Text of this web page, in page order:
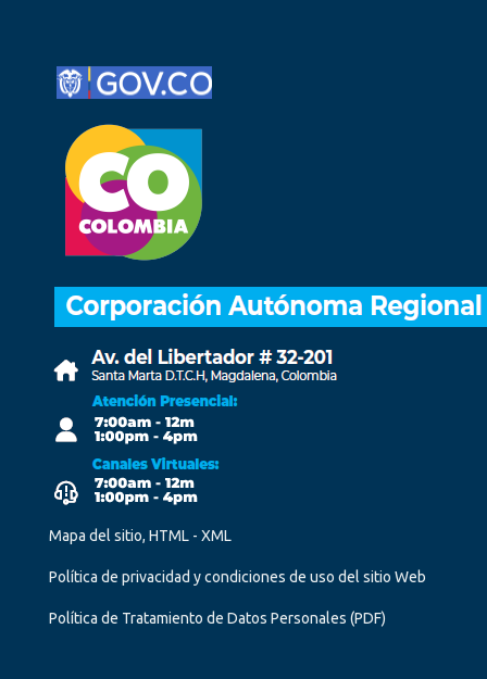
Mapa del sitio, HTML - XML
Política de privacidad y condiciones de uso del sitio Web
Política de Tratamiento de Datos Personales (PDF)